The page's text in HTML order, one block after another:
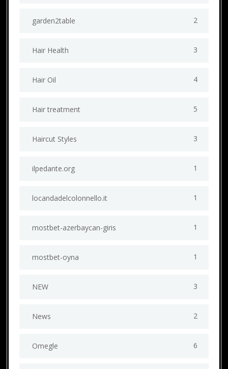
garden2table 2
Hair Health 3
Hair Oil 4
Hair treatment 5
Haircut Styles 3
ilpedante.org 1
locandadelcolonnello.it 1
mostbet-azerbaycan-giris 1
mostbet-oyna 1
NEW 3
News 2
Omegle 6